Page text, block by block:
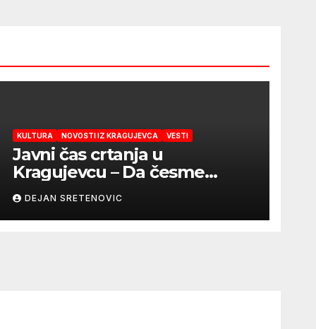
KULTURA NOVOSTI IZ KRAGUJEVCA VESTI
Javni čas crtanja u
Kragujevcu – Da česme
zažive
DEJAN SRETENOVIC